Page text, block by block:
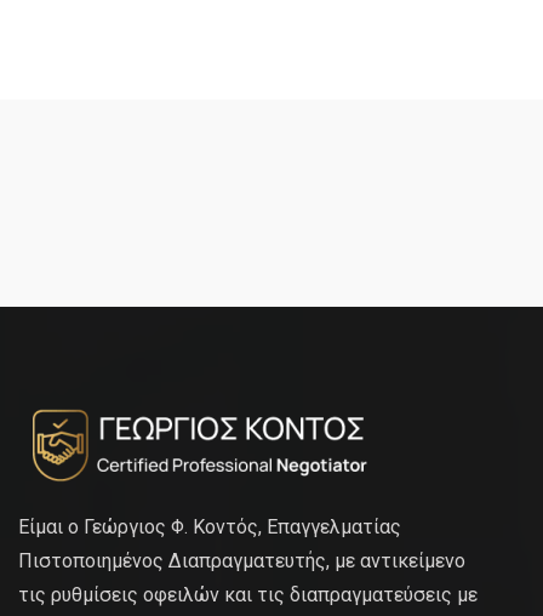
Είμαι ο Γεώργιος Φ. Κοντός, Επαγγελματίας
Πιστοποιημένος Διαπραγματευτής, με αντικείμενο
τις ρυθμίσεις οφειλών και τις διαπραγματεύσεις με